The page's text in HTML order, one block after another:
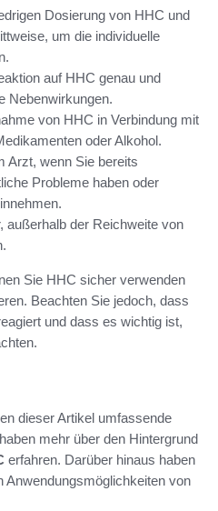
Dosierung von HHC und
um die individuelle
auf HHC genau und
Nebenwirkungen.
von HHC in Verbindung mit
oder Alkohol.
Arzt, wenn Sie bereits
Probleme haben oder
außerhalb der Reichweite von
Sie HHC sicher verwenden
Beachten Sie jedoch, dass
und dass es wichtig ist,
dieser Artikel umfassende
mehr über den Hintergrund
erfahren. Darüber hinaus haben
Anwendungsmöglichkeiten von